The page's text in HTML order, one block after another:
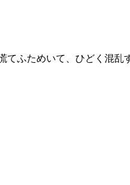
てふためいて、ひどく混